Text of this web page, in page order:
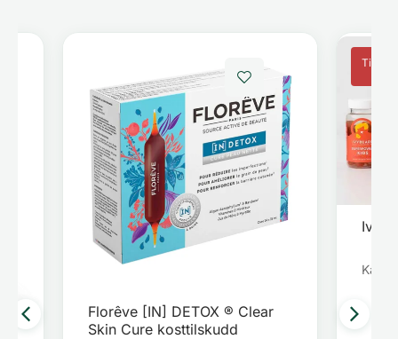
Florêve [IN] DETOX ® Clear
Skin Cure kosttilskudd
Tilbud